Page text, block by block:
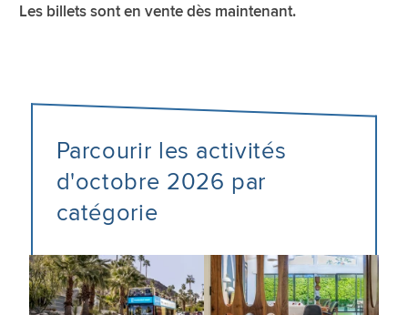
Les billets sont en vente dès maintenant.
Parcourir les activités
d'octobre 2026 par
catégorie